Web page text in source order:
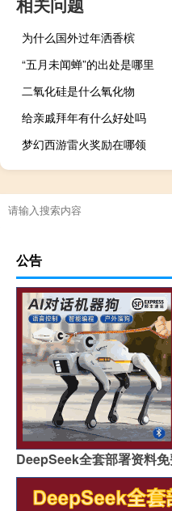
为什么国外过年洒香槟
“五月未闻蝉”的出处是哪里
二氧化硅是什么氧化物
给亲戚拜年有什么好处吗
梦幻西游雷火奖励在哪领
公告
DeepSeek全套部署资料